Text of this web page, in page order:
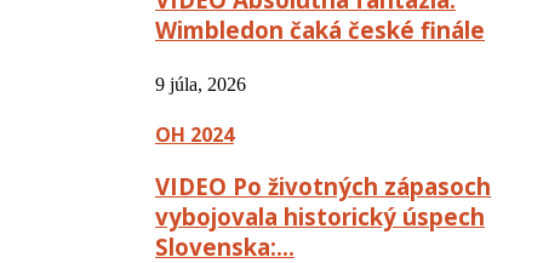
Wimbledon čaká české finále
9 júla, 2026
OH 2024
VIDEO Po životných zápasoch
vybojovala historický úspech
Slovenska:…